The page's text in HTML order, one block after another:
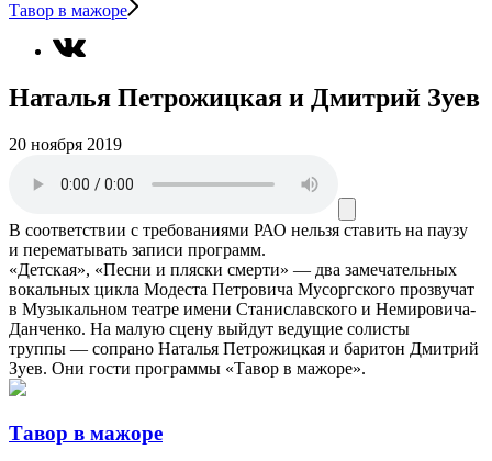
Тавор в мажоре
Наталья Петрожицкая и Дмитрий Зуев
20 ноября 2019
В соответствии с требованиями РАО нельзя ставить на паузу
и перематывать записи программ.
«Детская», «Песни и пляски смерти» — два замечательных
вокальных цикла Модеста Петровича Мусоргского прозвучат
в Музыкальном театре имени Станиславского и Немировича-
Данченко. На малую сцену выйдут ведущие солисты
труппы — сопрано Наталья Петрожицкая и баритон Дмитрий
Зуев. Они гости программы «Тавор в мажоре».
Тавор в мажоре